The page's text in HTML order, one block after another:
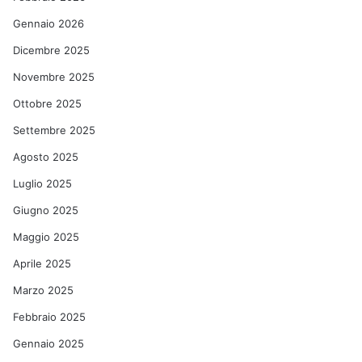
Gennaio 2026
Dicembre 2025
Novembre 2025
Ottobre 2025
Settembre 2025
Agosto 2025
Luglio 2025
Giugno 2025
Maggio 2025
Aprile 2025
Marzo 2025
Febbraio 2025
Gennaio 2025